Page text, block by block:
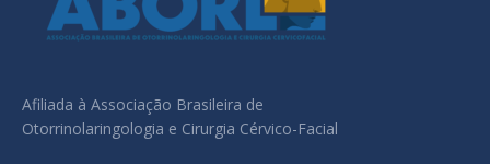
Afiliada à Associação Brasileira de
Otorrinolaringologia e Cirurgia Cérvico-Facial